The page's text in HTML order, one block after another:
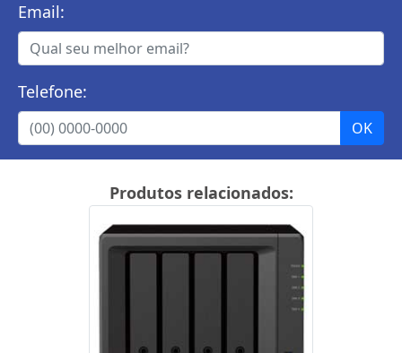
Email:
Telefone:
Produtos relacionados: